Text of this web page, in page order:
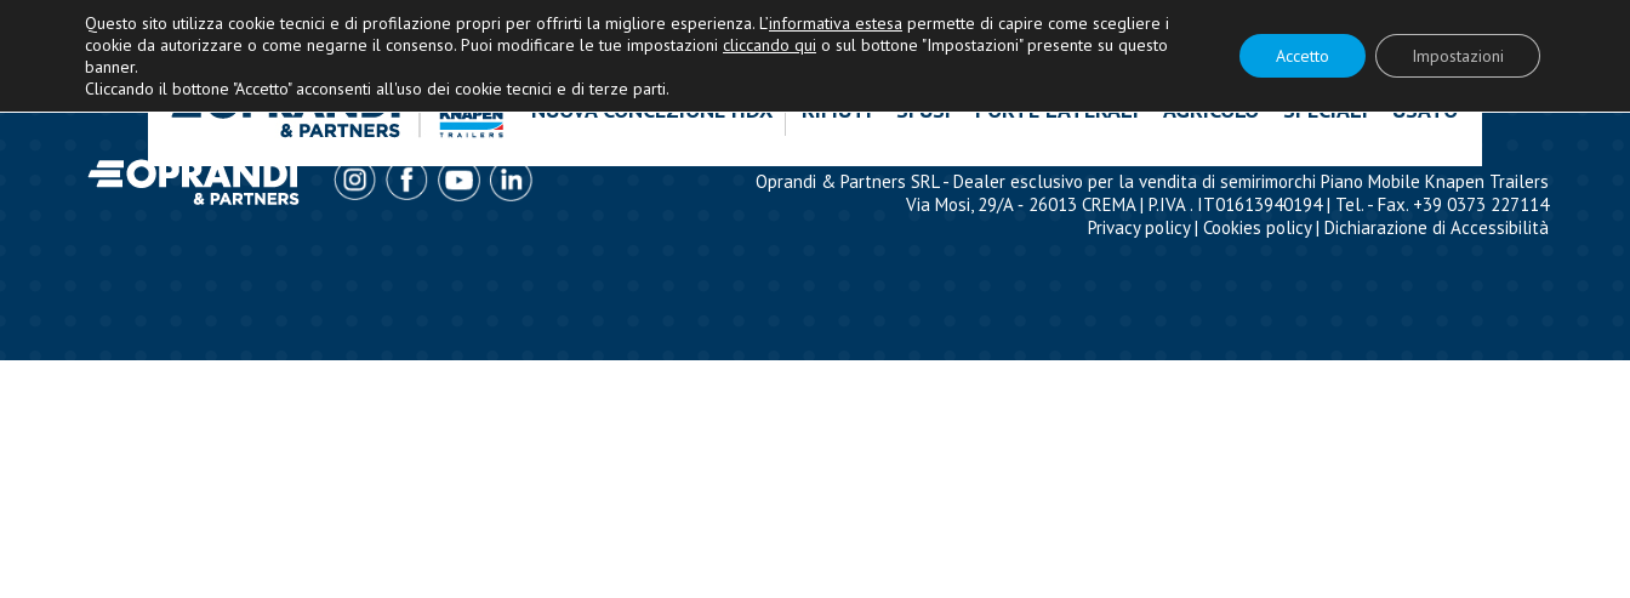
Concessionario esclusivo Knapen Italia OPRANDI&PARTNERS | Ultime Novità! | Contattaci
NUOVA CONCEZIONE HDX RIFIUTI SFUSI PORTE LATERALI AGRICOLO SPECIALI USATO
Oprandi & Partners SRL - Dealer esclusivo per la vendita di semirimorchi Piano Mobile Knapen Trailers
Via Mosi, 29/A ‐ 26013 CREMA | P.IVA . IT01613940194 | Tel. - Fax. +39 0373 227114
Privacy policy| Cookies policy| Dichiarazione di Accessibilità
Questo sito utilizza cookie tecnici e di profilazione propri per offrirti la migliore esperienza. L’informativa estesa permette di capire come scegliere i
cookie da autorizzare o come negarne il consenso. Puoi modificare le tue impostazioni cliccando qui o sul bottone "Impostazioni" presente su questo
banner.
Cliccando il bottone "Accetto" acconsenti all'uso dei cookie tecnici e di terze parti.
Accetto Impostazioni